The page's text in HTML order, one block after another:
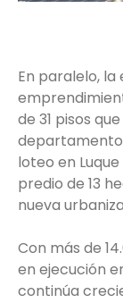
En paralelo,
de 31 pisos
loteo en
predio de 13
nueva
Con más de
en ejecución
continúa